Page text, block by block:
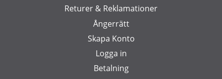
Returer & Reklamationer
Ångerrätt
Skapa Konto
Logga in
Betalning